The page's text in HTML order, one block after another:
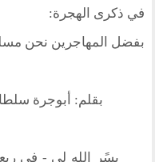
الحوار في القران الكريم
في ذكرى الهجرة:
بفضل المهاجرين نحن
بقلم: أبوجرة
يسًر الله لي - في